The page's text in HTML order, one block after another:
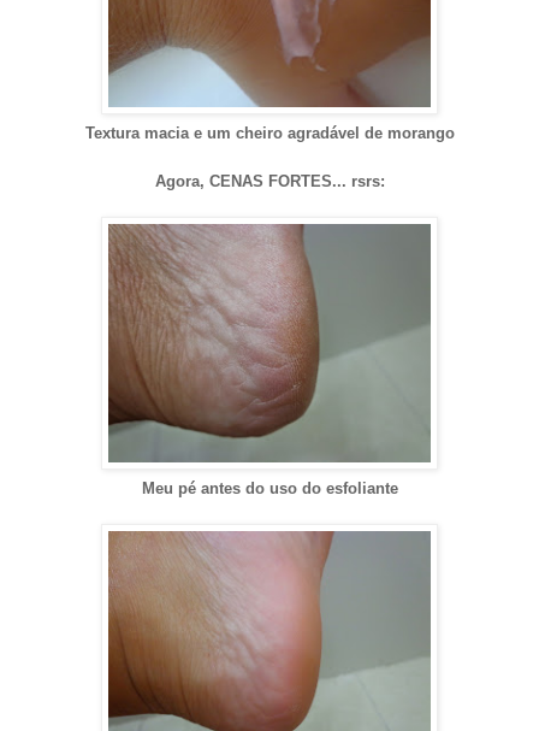
Textura macia e um cheiro agradável de morango
Agora, CENAS FORTES... rsrs:
Meu pé antes do uso do esfoliante